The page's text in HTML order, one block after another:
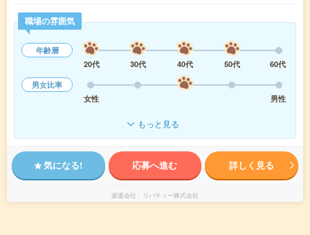
職場の雰囲気
年齢層
20代
30代 40代 50代
60代
男女比率
女性
男性
もっと見る
気になる! 応募へ進む 詳しく見る
派遣会社 リバティー株式会社